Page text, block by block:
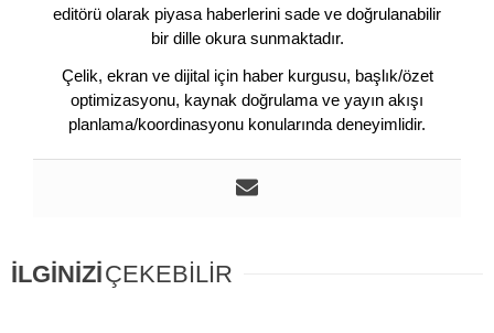
editörü olarak piyasa haberlerini sade ve doğrulanabilir
bir dille okura sunmaktadır.
Çelik, ekran ve dijital için haber kurgusu, başlık/özet
optimizasyonu, kaynak doğrulama ve yayın akışı
planlama/koordinasyonu konularında deneyimlidir.
İLGİNİZİÇEKEBİLİR